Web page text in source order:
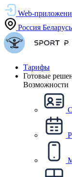
Web-
Россия Беларусь
Тарифы
Готовые
Возможности